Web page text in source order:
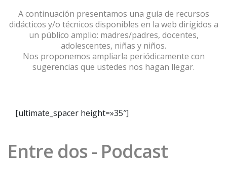
A continuación presentamos una guía de recursos
didácticos y/o técnicos disponibles en la web dirigidos a
un público amplio: madres/padres, docentes,
adolescentes, niñas y niños.
Nos proponemos ampliarla periódicamente con
sugerencias que ustedes nos hagan llegar.
[ultimate_spacer height=»35″]
Entre dos - Podcast